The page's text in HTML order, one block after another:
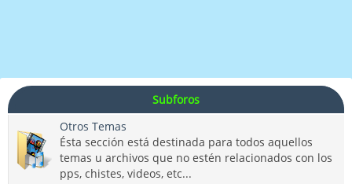
Subforos
Otros Temas
Ésta sección está destinada para todos aquellos
temas u archivos que no estén relacionados con los
pps, chistes, videos, etc...